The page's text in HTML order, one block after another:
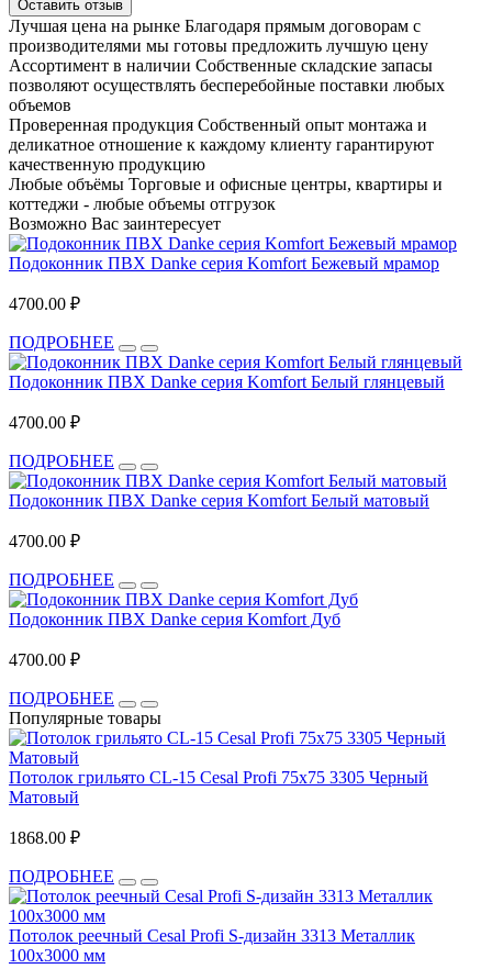
Оставить отзыв
Лучшая цена на рынке Благодаря прямым договорам с
производителями мы готовы предложить лучшую цену
Ассортимент в наличии Собственные складские запасы
позволяют осуществлять бесперебойные поставки любых
объемов
Проверенная продукция Собственный опыт монтажа и
деликатное отношение к каждому клиенту гарантируют
качественную продукцию
Любые объёмы Торговые и офисные центры, квартиры и
коттеджи - любые объемы отгрузок
Возможно Вас заинтересует
Подоконник ПВХ Danke серия Komfort Бежевый мрамор
4700.00 ₽
ПОДРОБНЕЕ
Подоконник ПВХ Danke серия Komfort Белый глянцевый
4700.00 ₽
ПОДРОБНЕЕ
Подоконник ПВХ Danke серия Komfort Белый матовый
4700.00 ₽
ПОДРОБНЕЕ
Подоконник ПВХ Danke серия Komfort Дуб
4700.00 ₽
ПОДРОБНЕЕ
Популярные товары
Потолок грильято CL-15 Cesal Profi 75x75 3305 Черный
Матовый
1868.00 ₽
ПОДРОБНЕЕ
Потолок реечный Cesal Profi S-дизайн 3313 Металлик
100x3000 мм